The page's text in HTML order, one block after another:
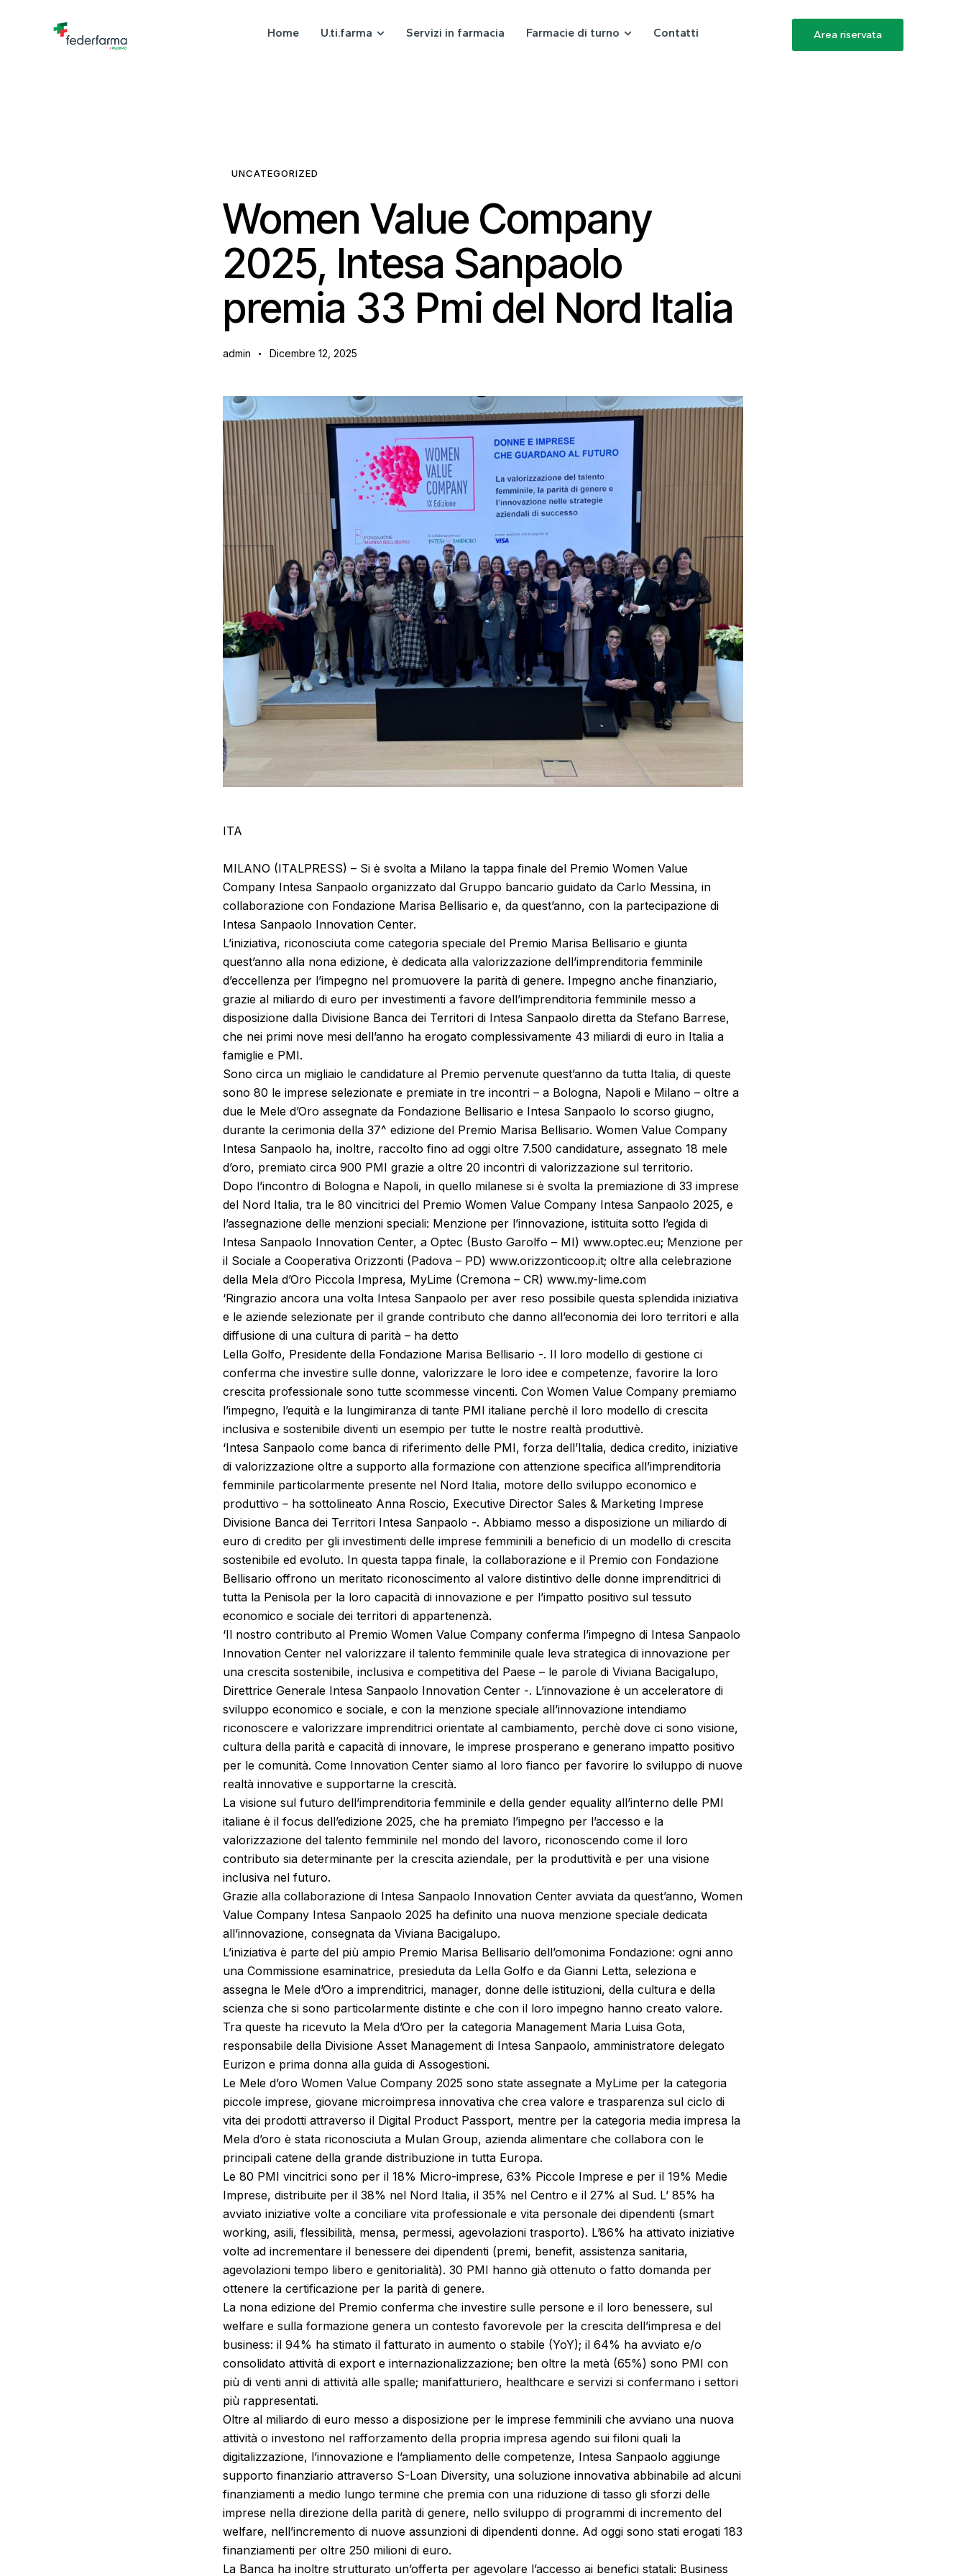
Home U.ti.farma Servizi in farmacia Farmacie di turno Contatti Area riservata
UNCATEGORIZED
Women Value Company
2025, Intesa Sanpaolo
premia 33 Pmi del Nord Italia
admin Dicembre 12, 2025
ITA
MILANO (ITALPRESS) – Si è svolta a Milano la tappa finale del Premio Women Value
Company Intesa Sanpaolo organizzato dal Gruppo bancario guidato da Carlo Messina, in
collaborazione con Fondazione Marisa Bellisario e, da quest’anno, con la partecipazione di
Intesa Sanpaolo Innovation Center.
L’iniziativa, riconosciuta come categoria speciale del Premio Marisa Bellisario e giunta
quest’anno alla nona edizione, è dedicata alla valorizzazione dell’imprenditoria femminile
d’eccellenza per l’impegno nel promuovere la parità di genere. Impegno anche finanziario,
grazie al miliardo di euro per investimenti a favore dell’imprenditoria femminile messo a
disposizione dalla Divisione Banca dei Territori di Intesa Sanpaolo diretta da Stefano Barrese,
che nei primi nove mesi dell’anno ha erogato complessivamente 43 miliardi di euro in Italia a
famiglie e PMI.
Sono circa un migliaio le candidature al Premio pervenute quest’anno da tutta Italia, di queste
sono 80 le imprese selezionate e premiate in tre incontri – a Bologna, Napoli e Milano – oltre a
due le Mele d’Oro assegnate da Fondazione Bellisario e Intesa Sanpaolo lo scorso giugno,
durante la cerimonia della 37^ edizione del Premio Marisa Bellisario. Women Value Company
Intesa Sanpaolo ha, inoltre, raccolto fino ad oggi oltre 7.500 candidature, assegnato 18 mele
d’oro, premiato circa 900 PMI grazie a oltre 20 incontri di valorizzazione sul territorio.
Dopo l’incontro di Bologna e Napoli, in quello milanese si è svolta la premiazione di 33 imprese
del Nord Italia, tra le 80 vincitrici del Premio Women Value Company Intesa Sanpaolo 2025, e
l’assegnazione delle menzioni speciali: Menzione per l’innovazione, istituita sotto l’egida di
Intesa Sanpaolo Innovation Center, a Optec (Busto Garolfo – MI) www.optec.eu; Menzione per
il Sociale a Cooperativa Orizzonti (Padova – PD) www.orizzonticoop.it; oltre alla celebrazione
della Mela d’Oro Piccola Impresa, MyLime (Cremona – CR) www.my-lime.com
‘Ringrazio ancora una volta Intesa Sanpaolo per aver reso possibile questa splendida iniziativa
e le aziende selezionate per il grande contributo che danno all’economia dei loro territori e alla
diffusione di una cultura di parità – ha detto
Lella Golfo, Presidente della Fondazione Marisa Bellisario -. Il loro modello di gestione ci
conferma che investire sulle donne, valorizzare le loro idee e competenze, favorire la loro
crescita professionale sono tutte scommesse vincenti. Con Women Value Company premiamo
l’impegno, l’equità e la lungimiranza di tante PMI italiane perchè il loro modello di crescita
inclusiva e sostenibile diventi un esempio per tutte le nostre realtà produttivè.
‘Intesa Sanpaolo come banca di riferimento delle PMI, forza dell’Italia, dedica credito, iniziative
di valorizzazione oltre a supporto alla formazione con attenzione specifica all’imprenditoria
femminile particolarmente presente nel Nord Italia, motore dello sviluppo economico e
produttivo – ha sottolineato Anna Roscio, Executive Director Sales & Marketing Imprese
Divisione Banca dei Territori Intesa Sanpaolo -. Abbiamo messo a disposizione un miliardo di
euro di credito per gli investimenti delle imprese femminili a beneficio di un modello di crescita
sostenibile ed evoluto. In questa tappa finale, la collaborazione e il Premio con Fondazione
Bellisario offrono un meritato riconoscimento al valore distintivo delle donne imprenditrici di
tutta la Penisola per la loro capacità di innovazione e per l’impatto positivo sul tessuto
economico e sociale dei territori di appartenenzà.
‘Il nostro contributo al Premio Women Value Company conferma l’impegno di Intesa Sanpaolo
Innovation Center nel valorizzare il talento femminile quale leva strategica di innovazione per
una crescita sostenibile, inclusiva e competitiva del Paese – le parole di Viviana Bacigalupo,
Direttrice Generale Intesa Sanpaolo Innovation Center -. L’innovazione è un acceleratore di
sviluppo economico e sociale, e con la menzione speciale all’innovazione intendiamo
riconoscere e valorizzare imprenditrici orientate al cambiamento, perchè dove ci sono visione,
cultura della parità e capacità di innovare, le imprese prosperano e generano impatto positivo
per le comunità. Come Innovation Center siamo al loro fianco per favorire lo sviluppo di nuove
realtà innovative e supportarne la crescità.
La visione sul futuro dell’imprenditoria femminile e della gender equality all’interno delle PMI
italiane è il focus dell’edizione 2025, che ha premiato l’impegno per l’accesso e la
valorizzazione del talento femminile nel mondo del lavoro, riconoscendo come il loro
contributo sia determinante per la crescita aziendale, per la produttività e per una visione
inclusiva nel futuro.
Grazie alla collaborazione di Intesa Sanpaolo Innovation Center avviata da quest’anno, Women
Value Company Intesa Sanpaolo 2025 ha definito una nuova menzione speciale dedicata
all’innovazione, consegnata da Viviana Bacigalupo.
L’iniziativa è parte del più ampio Premio Marisa Bellisario dell’omonima Fondazione: ogni anno
una Commissione esaminatrice, presieduta da Lella Golfo e da Gianni Letta, seleziona e
assegna le Mele d’Oro a imprenditrici, manager, donne delle istituzioni, della cultura e della
scienza che si sono particolarmente distinte e che con il loro impegno hanno creato valore.
Tra queste ha ricevuto la Mela d’Oro per la categoria Management Maria Luisa Gota,
responsabile della Divisione Asset Management di Intesa Sanpaolo, amministratore delegato
Eurizon e prima donna alla guida di Assogestioni.
Le Mele d’oro Women Value Company 2025 sono state assegnate a MyLime per la categoria
piccole imprese, giovane microimpresa innovativa che crea valore e trasparenza sul ciclo di
vita dei prodotti attraverso il Digital Product Passport, mentre per la categoria media impresa la
Mela d’oro è stata riconosciuta a Mulan Group, azienda alimentare che collabora con le
principali catene della grande distribuzione in tutta Europa.
Le 80 PMI vincitrici sono per il 18% Micro-imprese, 63% Piccole Imprese e per il 19% Medie
Imprese, distribuite per il 38% nel Nord Italia, il 35% nel Centro e il 27% al Sud. L’ 85% ha
avviato iniziative volte a conciliare vita professionale e vita personale dei dipendenti (smart
working, asili, flessibilità, mensa, permessi, agevolazioni trasporto). L’86% ha attivato iniziative
volte ad incrementare il benessere dei dipendenti (premi, benefit, assistenza sanitaria,
agevolazioni tempo libero e genitorialità). 30 PMI hanno già ottenuto o fatto domanda per
ottenere la certificazione per la parità di genere.
La nona edizione del Premio conferma che investire sulle persone e il loro benessere, sul
welfare e sulla formazione genera un contesto favorevole per la crescita dell’impresa e del
business: il 94% ha stimato il fatturato in aumento o stabile (YoY); il 64% ha avviato e/o
consolidato attività di export e internazionalizzazione; ben oltre la metà (65%) sono PMI con
più di venti anni di attività alle spalle; manifatturiero, healthcare e servizi si confermano i settori
più rappresentati.
Oltre al miliardo di euro messo a disposizione per le imprese femminili che avviano una nuova
attività o investono nel rafforzamento della propria impresa agendo sui filoni quali la
digitalizzazione, l’innovazione e l’ampliamento delle competenze, Intesa Sanpaolo aggiunge
supporto finanziario attraverso S-Loan Diversity, una soluzione innovativa abbinabile ad alcuni
finanziamenti a medio lungo termine che premia con una riduzione di tasso gli sforzi delle
imprese nella direzione della parità di genere, nello sviluppo di programmi di incremento del
welfare, nell’incremento di nuove assunzioni di dipendenti donne. Ad oggi sono stati erogati 183
finanziamenti per oltre 250 milioni di euro.
La Banca ha inoltre strutturato un’offerta per agevolare l’accesso ai benefici statali: Business